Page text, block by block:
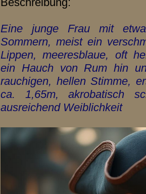
Eine junge Frau mit
Sommern, meist ein
Lippen, meeresblaue, oft
ein Hauch von Rum hin
rauchigen, hellen Stimme,
ca. 1,65m, akrobatisch
ausreichend Weiblichkeit